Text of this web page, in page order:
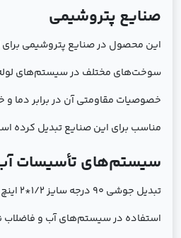
صنایع پتروشیمی
این محصول در صنایع پتروشیمی برای
سوخت‌های مختلف در سیستم‌های
خصوصیات مقاومتی آن در برابر دما و
مناسب برای این صنایع تبدیل کرده
سیستم‌های تأسیسات
استفاده در سیستم‌های آب و